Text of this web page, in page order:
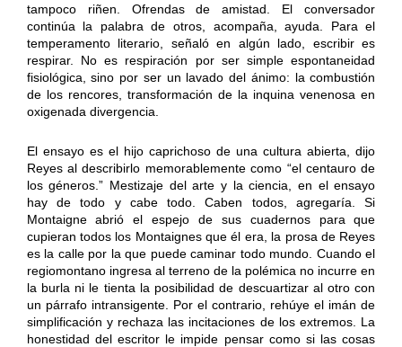
tampoco riñen. Ofrendas de amistad. El conversador
continúa la palabra de otros, acompaña, ayuda. Para el
temperamento literario, señaló en algún lado, escribir es
respirar. No es respiración por ser simple espontaneidad
fisiológica, sino por ser un lavado del ánimo: la combustión
de los rencores, transformación de la inquina venenosa en
oxigenada divergencia.
El ensayo es el hijo caprichoso de una cultura abierta, dijo
Reyes al describirlo memorablemente como “el centauro de
los géneros.” Mestizaje del arte y la ciencia, en el ensayo
hay de todo y cabe todo. Caben todos, agregaría. Si
Montaigne abrió el espejo de sus cuadernos para que
cupieran todos los Montaignes que él era, la prosa de Reyes
es la calle por la que puede caminar todo mundo. Cuando el
regiomontano ingresa al terreno de la polémica no incurre en
la burla ni le tienta la posibilidad de descuartizar al otro con
un párrafo intransigente. Por el contrario, rehúye el imán de
simplificación y rechaza las incitaciones de los extremos. La
honestidad del escritor le impide pensar como si las cosas